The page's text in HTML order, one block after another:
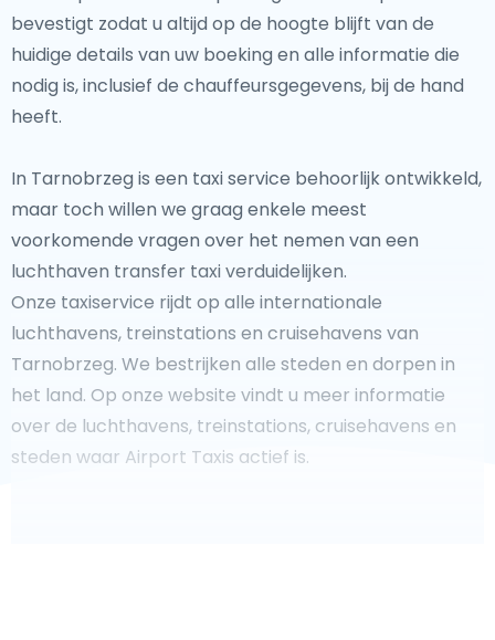
bevestigt zodat u altijd op de hoogte blijft van de
huidige details van uw boeking en alle informatie die
nodig is, inclusief de chauffeursgegevens, bij de hand
heeft.
In Tarnobrzeg is een taxi service behoorlijk ontwikkeld,
maar toch willen we graag enkele meest
voorkomende vragen over het nemen van een
luchthaven transfer taxi verduidelijken.
Onze taxiservice rijdt op alle internationale
luchthavens, treinstations en cruisehavens van
Tarnobrzeg. We bestrijken alle steden en dorpen in
het land. Op onze website vindt u meer informatie
over de luchthavens, treinstations, cruisehavens en
steden waar Airport Taxis actief is.